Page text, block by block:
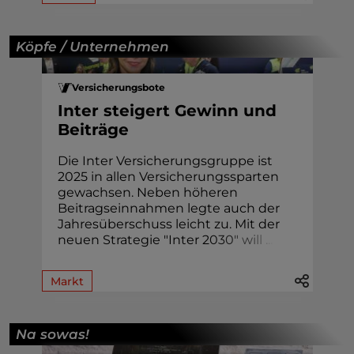
Köpfe / Unternehmen
Versicherungsbote
Inter steigert Gewinn und
Beiträge
Die Inter Versicherungsgruppe ist
2025 in allen Versicherungssparten
gewachsen. Neben höheren
Beitragseinnahmen legte auch der
Jahresüberschuss leicht zu. Mit der
neuen Strategie "Inter 2030" will
Markt
Na sowas!